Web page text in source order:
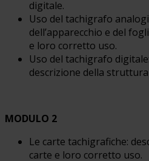
digitale.
Uso del tachigrafo
dell’apparecchio e del
e loro corretto uso.
Uso del tachigrafo
descrizione della
MODULO 2
Le carte tachigrafiche:
carte e loro corretto uso.